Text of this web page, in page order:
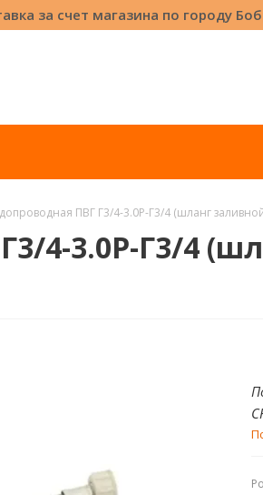
за счет магазина по городу
ПВГ Г3/4-3.0Р-Г3/4 (шланг
4-3.0Р-Г3/4